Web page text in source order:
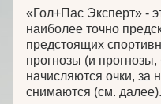
«Гол+Пас Эксперт» -
наиболее точно
предстоящих
прогнозы (и
начисляются очки, за
снимаются (см. далее).